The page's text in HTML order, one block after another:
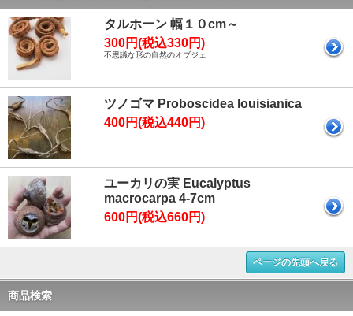
タルホーン 幅１０cm～
300円(税込330円)
不思議な形の自然のオブジェ
ツノゴマ Proboscidea louisianica
400円(税込440円)
ユーカリの実 Eucalyptus
macrocarpa 4-7cm
600円(税込660円)
ページの先頭へ戻る
商品検索